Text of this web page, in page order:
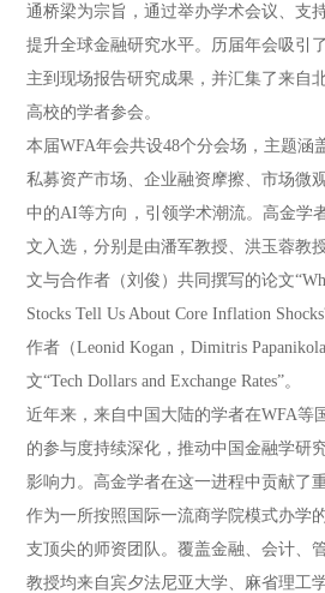
通桥梁为宗旨，通过举办学术会议、支
提升全球金融研究水平。历届年会吸引
主到现场报告研究成果，并汇集了来自
高校的学者参会。
本届WFA年会共设48个分会场，主题涵
私募资产市场、企业融资摩擦、市场微
中的AI等方向，引领学术潮流。高金学
文入选，分别是由潘军教授、洪玉蓉教
文与合作者（刘俊）共同撰写的论文
Stocks Tell Us About Core Inflation
作者（Leonid Kogan，Dimitris
文“Tech Dollars and Exchange Rates”。
近年来，来自中国大陆的学者在WFA等
的参与度持续深化，推动中国金融学研
影响力。高金学者在这一进程中贡献了
作为一所按照国际一流商学院模式办学
支顶尖的师资团队。覆盖金融、会计、
教授均来自宾夕法尼亚大学、麻省理工